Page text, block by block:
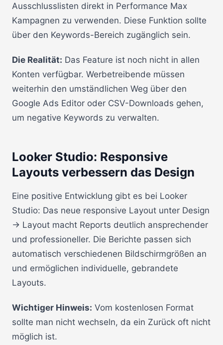
Ausschlusslisten direkt in Performance Max
Kampagnen zu verwenden. Diese Funktion sollte
über den Keywords-Bereich zugänglich sein.
Die Realität: Das Feature ist noch nicht in allen
Konten verfügbar. Werbetreibende müssen
weiterhin den umständlichen Weg über den
Google Ads Editor oder CSV-Downloads gehen,
um negative Keywords zu verwalten.
Looker Studio: Responsive
Layouts verbessern das Design
Eine positive Entwicklung gibt es bei Looker
Studio: Das neue responsive Layout unter Design
→ Layout macht Reports deutlich ansprechender
und professioneller. Die Berichte passen sich
automatisch verschiedenen Bildschirmgrößen an
und ermöglichen individuelle, gebrandete
Layouts.
Wichtiger Hinweis: Vom kostenlosen Format
sollte man nicht wechseln, da ein Zurück oft nicht
möglich ist.